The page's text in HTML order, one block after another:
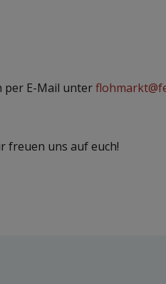
per E-Mail unter
freuen uns auf euch!